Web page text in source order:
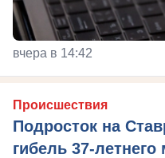
вчера в 14:42
Происшествия
Подросток на
гибель 37-